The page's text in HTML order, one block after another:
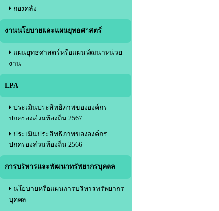
กองคลัง
งานนโยบายและแผนยุทธศาสตร์
แผนยุทธศาสตร์หรือแผนพัฒนาหน่วย
งาน
LPA
ประเมินประสิทธิภาพขององค์กร
ปกครองส่วนท้องถิ่น 2567
ประเมินประสิทธิภาพขององค์กร
ปกครองส่วนท้องถิ่น 2566
การบริหารและพัฒนาทรัพยากรบุคคล
นโยบายหรือแผนการบริหารทรัพยากร
บุคคล